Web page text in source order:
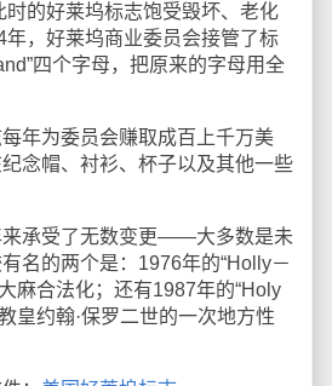
的好莱坞标志饱受毁坏、老化
，好莱坞商业委员会接管了标
四个字母，把原来的字母用全
为委员会赚取成百上千万美
念帽、衬衫、杯子以及其他一些
承受了无数变更——大多数是未
名的两个是：1976年的“Holly－
麻合法化；还有1987年的“Holy
皇约翰·保罗二世的一次地方性